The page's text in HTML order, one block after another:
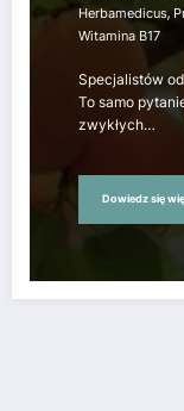
Herbamedicus,
Witamina B17
Specjalistów
To samo
zwykłych…
Dowiedz się